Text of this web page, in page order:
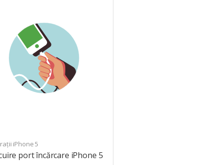
iPhone 5
port încărcare iPhone 5